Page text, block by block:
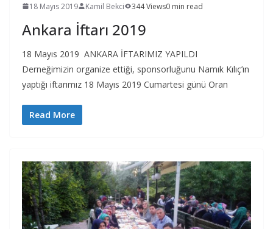
18 Mayıs 2019 Kamil Bekci 344 Views0 min read
Ankara İftarı 2019
18 Mayıs 2019 ANKARA İFTARIMIZ YAPILDI
Derneğimizin organize ettiği, sponsorluğunu Namık Kılıç’ın
yaptığı iftarımız 18 Mayıs 2019 Cumartesi günü Oran
Read More